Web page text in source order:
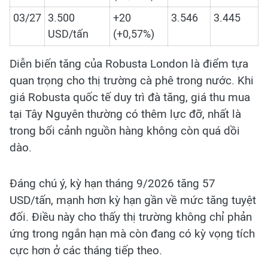
03/27 3.500
USD/tấn
+20
(+0,57%)
3.546 3.445
Diễn biến tăng của Robusta London là điểm tựa
quan trọng cho thị trường cà phê trong nước. Khi
giá Robusta quốc tế duy trì đà tăng, giá thu mua
tại Tây Nguyên thường có thêm lực đỡ, nhất là
trong bối cảnh nguồn hàng không còn quá dồi
dào.
Đáng chú ý, kỳ hạn tháng 9/2026 tăng 57
USD/tấn, mạnh hơn kỳ hạn gần về mức tăng tuyệt
đối. Điều này cho thấy thị trường không chỉ phản
ứng trong ngắn hạn mà còn đang có kỳ vọng tích
cực hơn ở các tháng tiếp theo.